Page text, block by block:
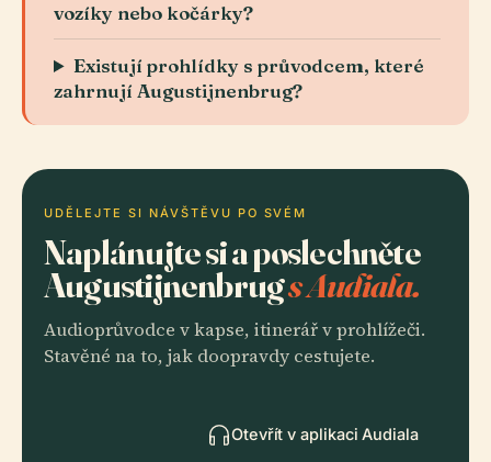
vozíky nebo kočárky?
Existují prohlídky s průvodcem, které
zahrnují Augustijnenbrug?
UDĚLEJTE SI NÁVŠTĚVU PO SVÉM
Naplánujte si a poslechněte
Augustijnenbrugs Audiala.
Audioprůvodce v kapse, itinerář v prohlížeči.
Stavěné na to, jak doopravdy cestujete.
Otevřít v aplikaci Audiala